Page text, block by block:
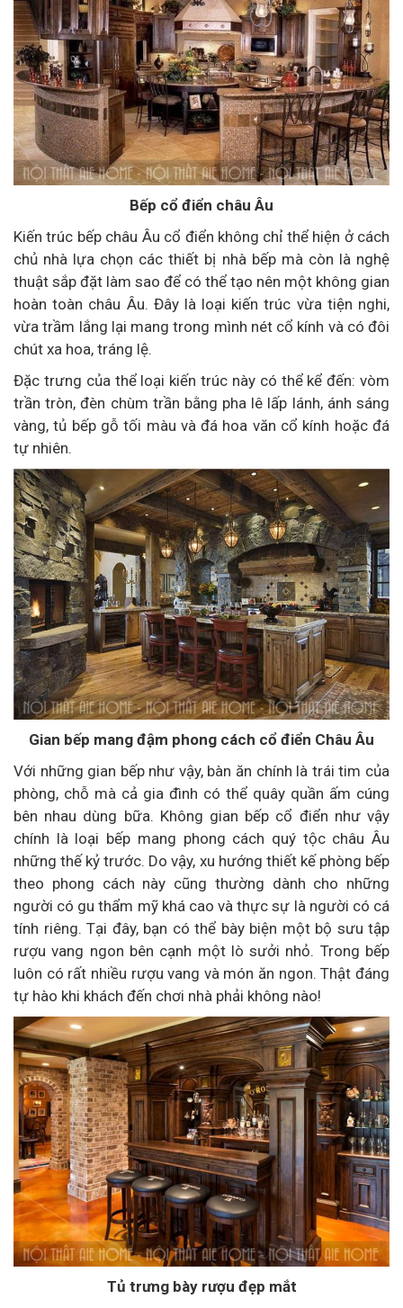
Bếp cổ điển châu Âu
Kiến trúc bếp châu Âu cổ điển không chỉ thể hiện ở cách
chủ nhà lựa chọn các thiết bị nhà bếp mà còn là nghệ
thuật sắp đặt làm sao để có thể tạo nên một không gian
hoàn toàn châu Âu. Đây là loại kiến trúc vừa tiện nghi,
vừa trầm lắng lại mang trong mình nét cổ kính và có đôi
chút xa hoa, tráng lệ.
Đặc trưng của thể loại kiến trúc này có thể kể đến: vòm
trần tròn, đèn chùm trần bằng pha lê lấp lánh, ánh sáng
vàng, tủ bếp gỗ tối màu và đá hoa văn cổ kính hoặc đá
tự nhiên.
Gian bếp mang đậm phong cách cổ điển Châu Âu
Với những gian bếp như vậy, bàn ăn chính là trái tim của
phòng, chỗ mà cả gia đình có thể quây quần ấm cúng
bên nhau dùng bữa. Không gian bếp cổ điển như vậy
chính là loại bếp mang phong cách quý tộc châu Âu
những thế kỷ trước. Do vậy, xu hướng thiết kế phòng bếp
theo phong cách này cũng thường dành cho những
người có gu thẩm mỹ khá cao và thực sự là người có cá
tính riêng. Tại đây, bạn có thể bày biện một bộ sưu tập
rượu vang ngon bên cạnh một lò sưởi nhỏ. Trong bếp
luôn có rất nhiều rượu vang và món ăn ngon. Thật đáng
tự hào khi khách đến chơi nhà phải không nào!
Tủ trưng bày rượu đẹp mắt